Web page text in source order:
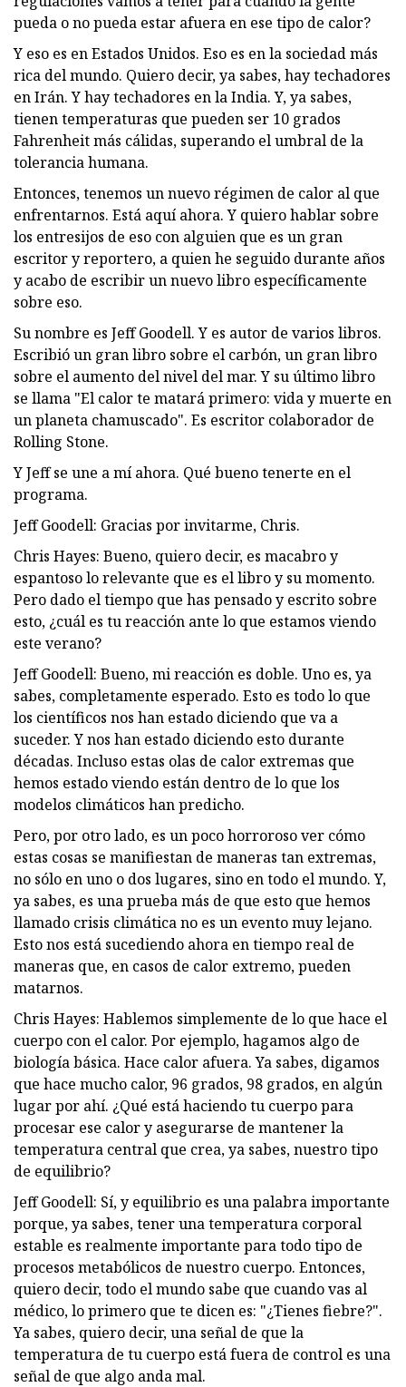
pueda o no pueda estar afuera en ese tipo de calor?
Y eso es en Estados Unidos. Eso es en la sociedad más
rica del mundo. Quiero decir, ya sabes, hay techadores
en Irán. Y hay techadores en la India. Y, ya sabes,
tienen temperaturas que pueden ser 10 grados
Fahrenheit más cálidas, superando el umbral de la
tolerancia humana.
Entonces, tenemos un nuevo régimen de calor al que
enfrentarnos. Está aquí ahora. Y quiero hablar sobre
los entresijos de eso con alguien que es un gran
escritor y reportero, a quien he seguido durante años
y acabo de escribir un nuevo libro específicamente
sobre eso.
Su nombre es Jeff Goodell. Y es autor de varios libros.
Escribió un gran libro sobre el carbón, un gran libro
sobre el aumento del nivel del mar. Y su último libro
se llama "El calor te matará primero: vida y muerte en
un planeta chamuscado". Es escritor colaborador de
Rolling Stone.
Y Jeff se une a mí ahora. Qué bueno tenerte en el
programa.
Jeff Goodell: Gracias por invitarme, Chris.
Chris Hayes: Bueno, quiero decir, es macabro y
espantoso lo relevante que es el libro y su momento.
Pero dado el tiempo que has pensado y escrito sobre
esto, ¿cuál es tu reacción ante lo que estamos viendo
este verano?
Jeff Goodell: Bueno, mi reacción es doble. Uno es, ya
sabes, completamente esperado. Esto es todo lo que
los científicos nos han estado diciendo que va a
suceder. Y nos han estado diciendo esto durante
décadas. Incluso estas olas de calor extremas que
hemos estado viendo están dentro de lo que los
modelos climáticos han predicho.
Pero, por otro lado, es un poco horroroso ver cómo
estas cosas se manifiestan de maneras tan extremas,
no sólo en uno o dos lugares, sino en todo el mundo. Y,
ya sabes, es una prueba más de que esto que hemos
llamado crisis climática no es un evento muy lejano.
Esto nos está sucediendo ahora en tiempo real de
maneras que, en casos de calor extremo, pueden
matarnos.
Chris Hayes: Hablemos simplemente de lo que hace el
cuerpo con el calor. Por ejemplo, hagamos algo de
biología básica. Hace calor afuera. Ya sabes, digamos
que hace mucho calor, 96 grados, 98 grados, en algún
lugar por ahí. ¿Qué está haciendo tu cuerpo para
procesar ese calor y asegurarse de mantener la
temperatura central que crea, ya sabes, nuestro tipo
de equilibrio?
Jeff Goodell: Sí, y equilibrio es una palabra importante
porque, ya sabes, tener una temperatura corporal
estable es realmente importante para todo tipo de
procesos metabólicos de nuestro cuerpo. Entonces,
quiero decir, todo el mundo sabe que cuando vas al
médico, lo primero que te dicen es: "¿Tienes fiebre?".
Ya sabes, quiero decir, una señal de que la
temperatura de tu cuerpo está fuera de control es una
señal de que algo anda mal.